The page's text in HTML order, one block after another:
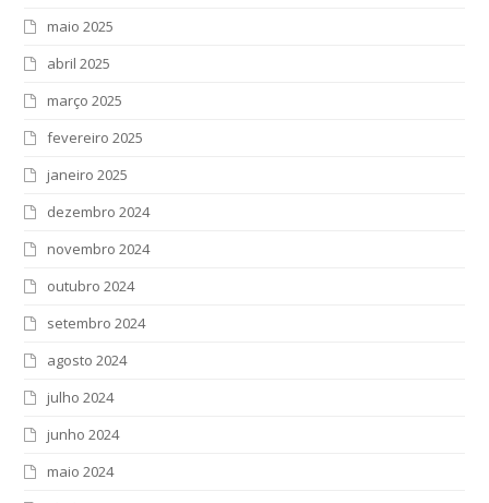
maio 2025
abril 2025
março 2025
fevereiro 2025
janeiro 2025
dezembro 2024
novembro 2024
outubro 2024
setembro 2024
agosto 2024
julho 2024
junho 2024
maio 2024